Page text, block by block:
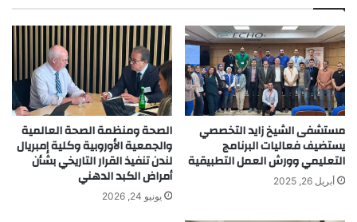
مستشفى الشيخ زايد التخصصي
يستضيف فعاليات البرنامج
التعليمي وورش العمل التطبيقية
أبريل 26, 2025
الصحة ومنظمة الصحة العالمية
والجمعية الأوروبية وكلية إمبريال
لندن تنفيذ القرار التاريخي بشأن
أمراض الكبد الدهني
يونيو 24, 2026